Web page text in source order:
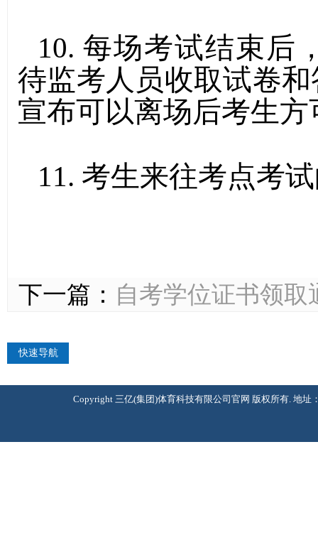
10. 每场考试结束后
待监考人员收取试卷
宣布可以离场后考生方
11. 考生来往考点考
下一篇： 自考学位证书领取
快速导航
Copyright 三亿(集团)体育科技有限公司官网 版权所有. 地